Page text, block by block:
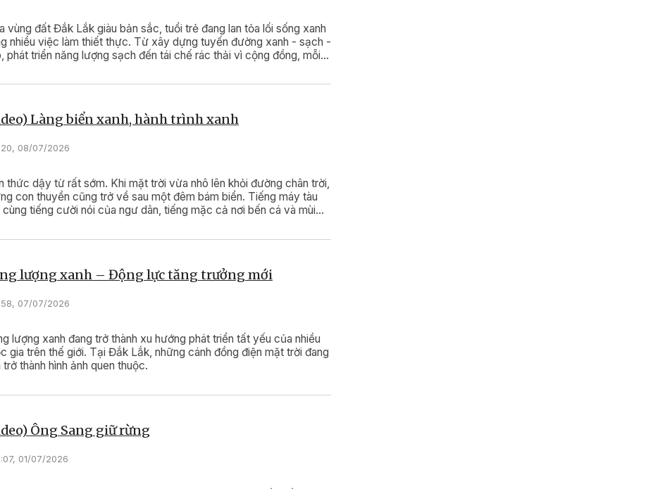
vùng đất Đắk Lắk giàu bản sắc, tuổi trẻ đang lan tỏa lối sống xanh
nhiều việc làm thiết thực. Từ xây dựng tuyến đường xanh - sạch -
phát triển năng lượng sạch đến tái chế rác thải vì cộng đồng, mỗi
Làng biển xanh, hành trình xanh
08/07/2026
thức dậy từ rất sớm. Khi mặt trời vừa nhô lên khỏi đường chân trời,
con thuyền cũng trở về sau một đêm bám biển. Tiếng máy tàu
cùng tiếng cười nói của ngư dân, tiếng mặc cả nơi bến cá và mùi
bao thế hệ. Ở nơi đầu sóng ấy, một làng chài vẫn bình yên gìn giữ
lượng xanh – Động lực tăng trưởng mới
07/07/2026
lượng xanh đang trở thành xu hướng phát triển tất yếu của nhiều
gia trên thế giới. Tại Đắk Lắk, những cánh đồng điện mặt trời đang
trở thành hình ảnh quen thuộc.
Ông Sang giữ rừng
01/07/2026